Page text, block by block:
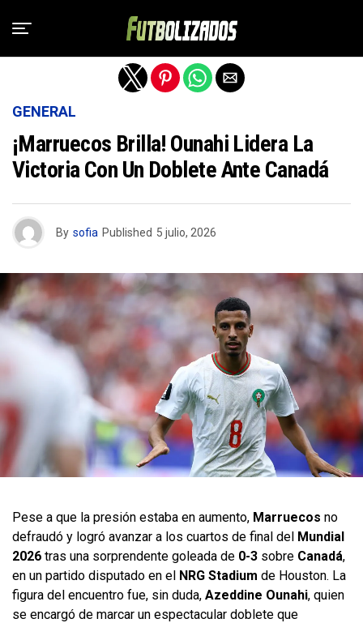
GENERAL
¡Marruecos Brilla! Ounahi Lidera La
Victoria Con Un Doblete Ante Canadá
By sofia Published 5 julio, 2026
Pese a que la presión estaba en aumento, Marruecos no
defraudó y logró avanzar a los cuartos de final del Mundial
2026 tras una sorprendente goleada de 0-3 sobre Canadá,
en un partido disputado en el NRG Stadium de Houston. La
figura del encuentro fue, sin duda, Azeddine Ounahi, quien
se encargó de marcar un espectacular doblete que
Salir de la versión móvil